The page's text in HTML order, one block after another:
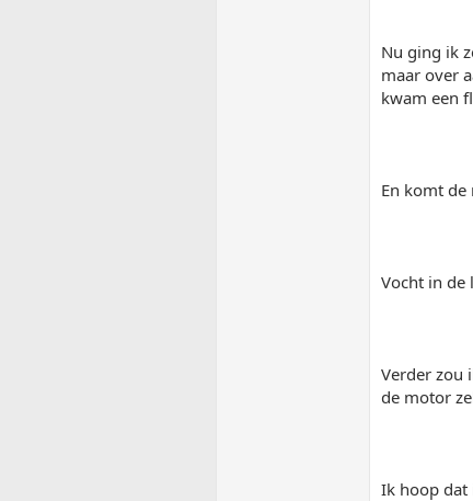
Nu ging ik
maar over
kwam een
En komt
Vocht in de
Verder zou
de motor
Ik hoop dat